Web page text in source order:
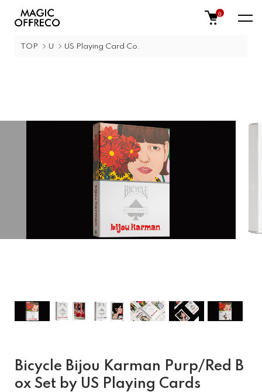
0
TOP U US Playing Card Co.
Bicycle Bijou Karman Purp/Red B
ox Set by US Playing Cards